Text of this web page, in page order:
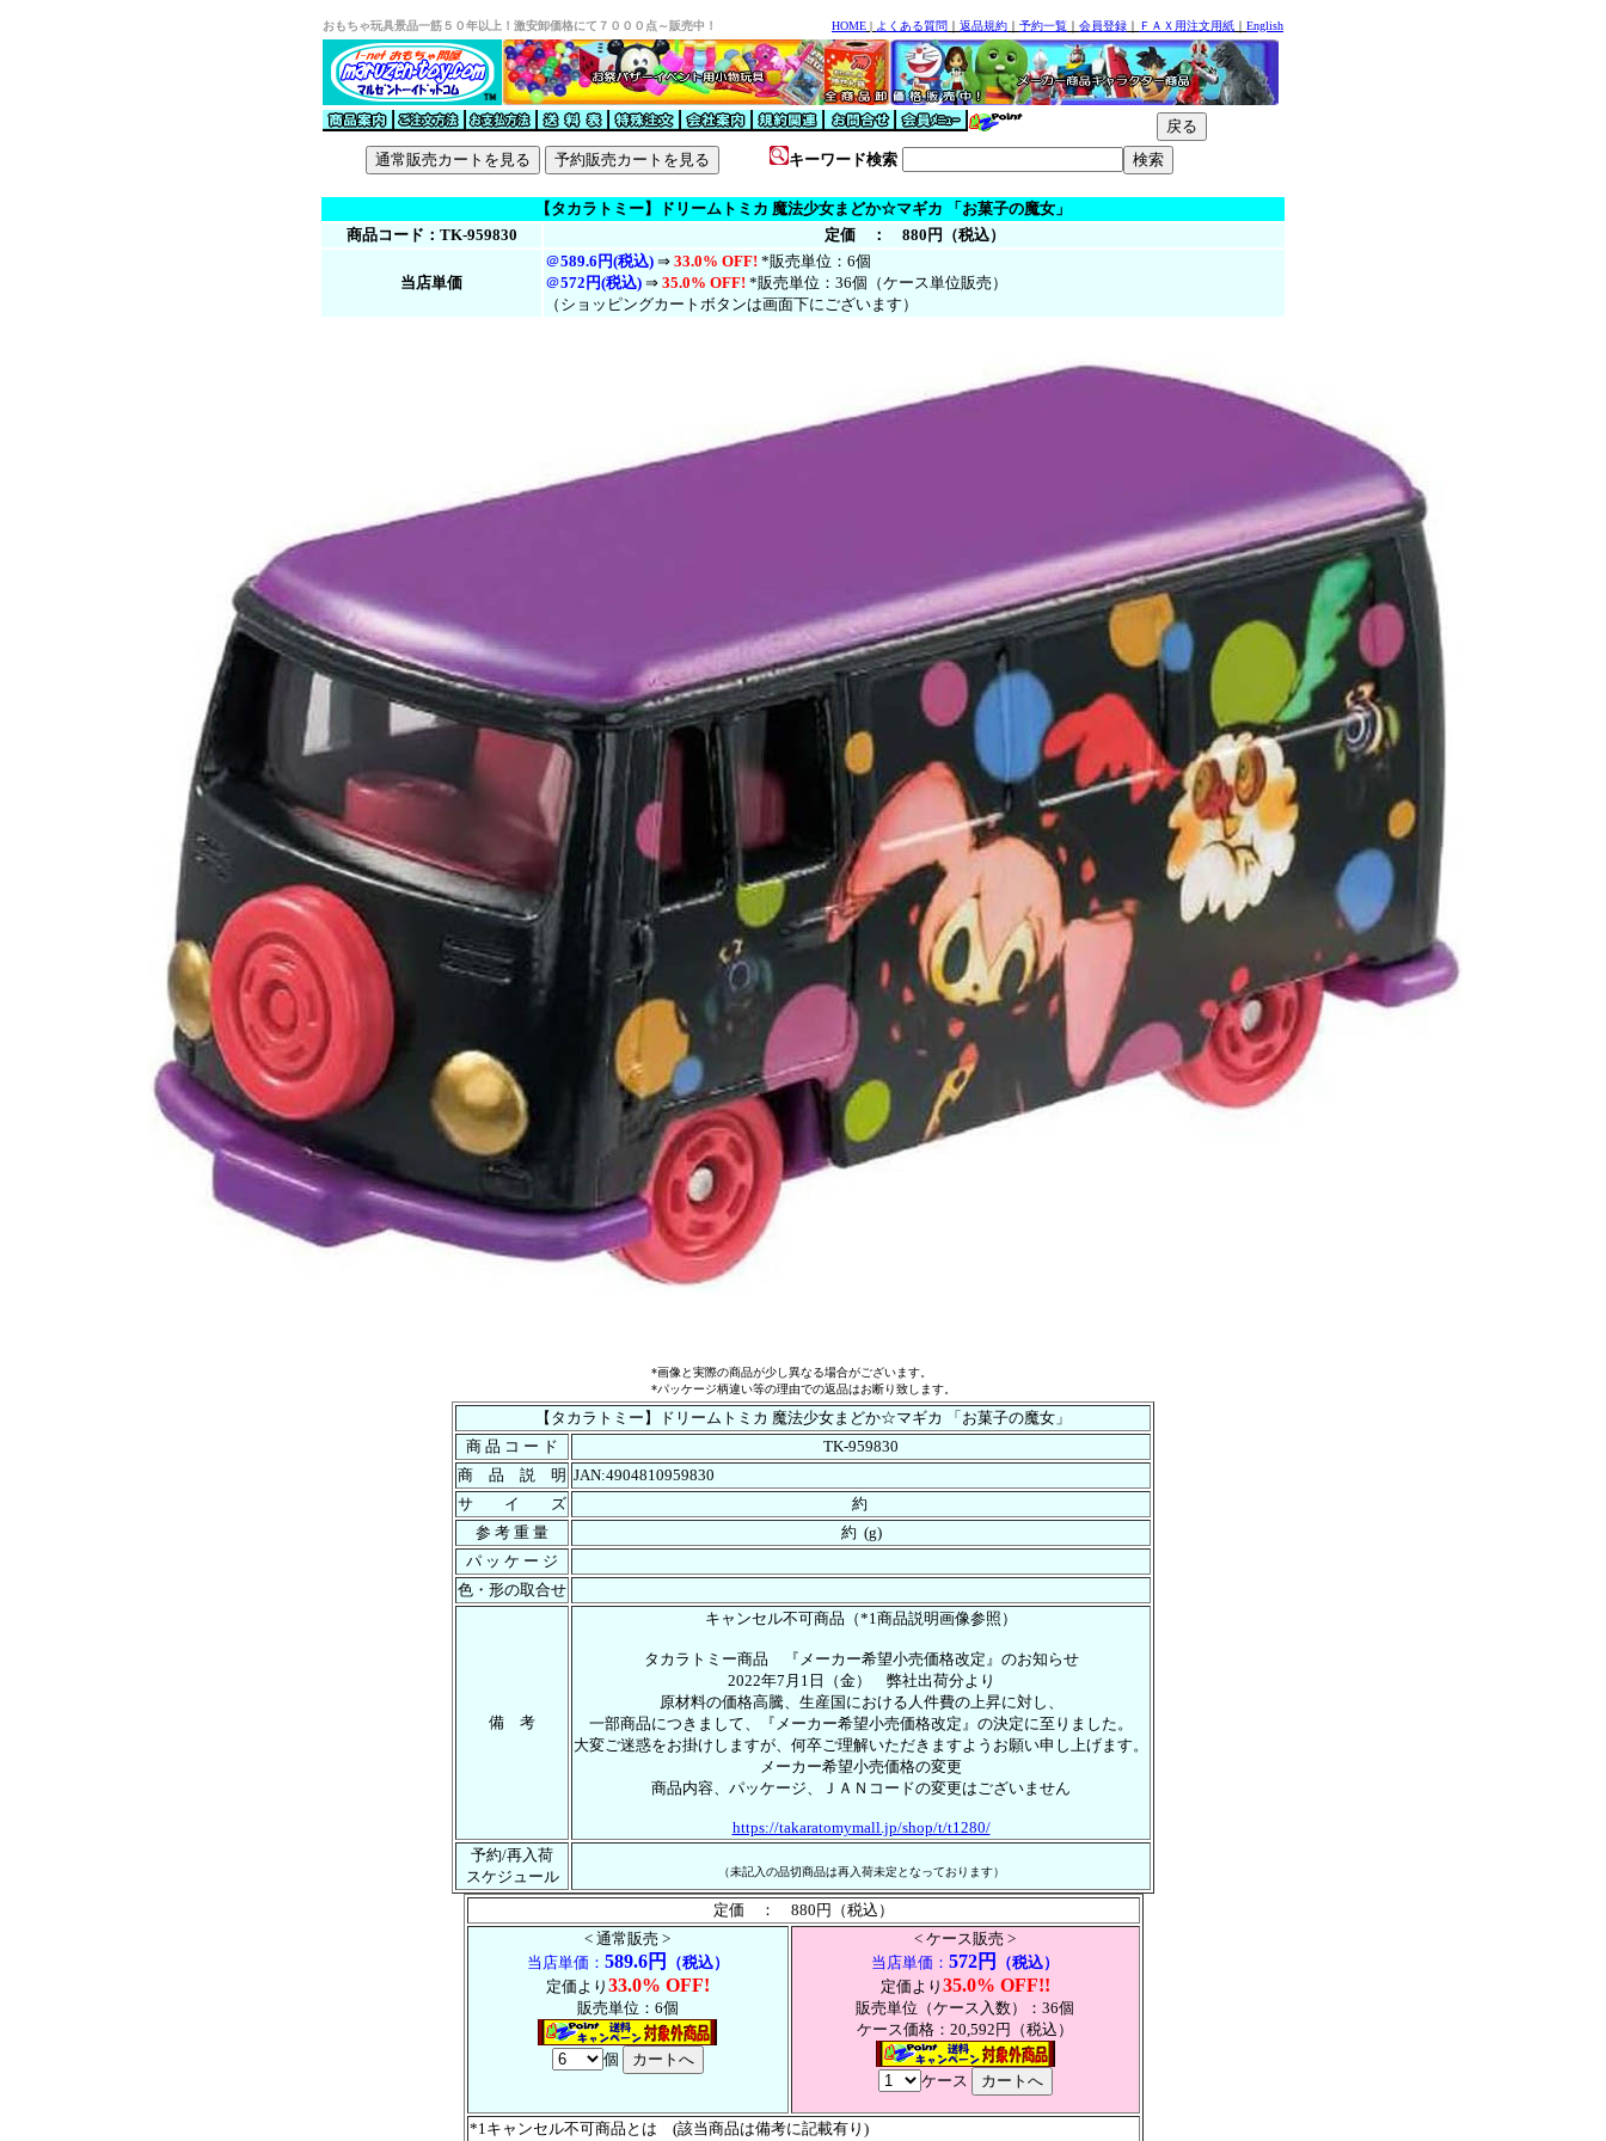
おもちゃ玩具景品一筋５０年以上！激安卸価格にて７０００点～販売中！ HOME | よくある質問 ｜ 返品規約 ｜ 予約一覧 ｜ 会員登録 ｜ ＦＡＸ用注文用紙 ｜ English
キーワード検索
【タカラトミー】ドリームトミカ 魔法少女まどか☆マギカ 「お菓子の魔女」
商品コード：TK-959830
定価 ： 880円（税込）
当店単価
＠589.6円(税込) ⇒ 33.0% OFF! *販売単位：6個
＠572円(税込) ⇒ 35.0% OFF! *販売単位：36個（ケース単位販売）
（ショッピングカートボタンは画面下にございます）
*画像と実際の商品が少し異なる場合がございます。
*パッケージ柄違い等の理由での返品はお断り致します。
【タカラトミー】ドリームトミカ 魔法少女まどか☆マギカ 「お菓子の魔女」
商 品 コ ー ド
TK-959830
商 品 説 明 JAN:4904810959830
サ イ ズ
約
参 考 重 量
約 (g)
パ ッ ケ ー ジ
色・形の取合せ
備 考
キャンセル不可商品（*1商品説明画像参照）
タカラトミー商品 『メーカー希望小売価格改定』のお知らせ
2022年7月1日（金） 弊社出荷分より
原材料の価格高騰、生産国における人件費の上昇に対し、
一部商品につきまして、『メーカー希望小売価格改定』の決定に至りました。
大変ご迷惑をお掛けしますが、何卒ご理解いただきますようお願い申し上げます。
メーカー希望小売価格の変更
商品内容、パッケージ、ＪＡＮコードの変更はございません
https://takaratomymall.jp/shop/t/t1280/
予約/再入荷
スケジュール
（未記入の品切商品は再入荷未定となっております）
定価 ： 880円（税込）
< 通常販売 >
当店単価： 589.6円
（税込）
定価より 33.0% OFF!
販売単位：6個
個
< ケース販売 >
当店単価： 572円
（税込）
定価より 35.0% OFF!!
販売単位（ケース入数）：36個
ケース価格：20,592円（税込）
ケース
*1キャンセル不可商品とは (該当商品は備考に記載有り)